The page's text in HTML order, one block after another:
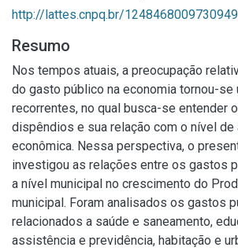
http://lattes.cnpq.br/1248468009730949
Resumo
Nos tempos atuais, a preocupação
do gasto público na economia tornou-se
recorrentes, no qual busca-se entender
dispêndios e sua relação com o nível de
econômica. Nessa perspectiva, o
investigou as relações entre os gastos
a nível municipal no crescimento do
municipal. Foram analisados os gastos
relacionados a saúde e saneamento,
assistência e previdência, habitação e